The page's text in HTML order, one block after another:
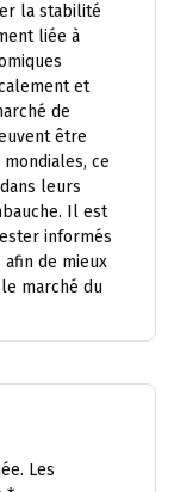
la stabilité
liée à
et
de
être
ce
leurs
Il est
informés
de mieux
marché du
Les